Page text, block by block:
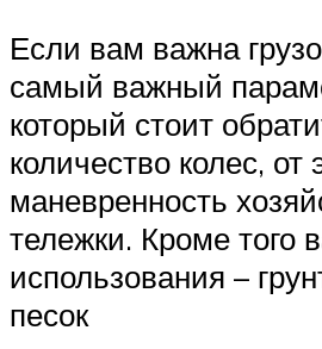
Если вам важна
самый важный
который стоит
количество колес, от
маневренность
тележки. Кроме того
использования –
песок